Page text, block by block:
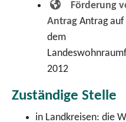
Förderung
Antrag Antrag
dem
2012
Zuständige Stelle
in Landkreisen: die